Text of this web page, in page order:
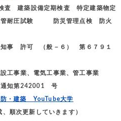
査 建築設備定期検査 特定建築物定
管耐圧試験 防災管理点検 防火
事 許可 （般－６） 第６７９１
工事業、管工事業
通知第242001 号
・建築 YouTube大学
順次更新していきます）